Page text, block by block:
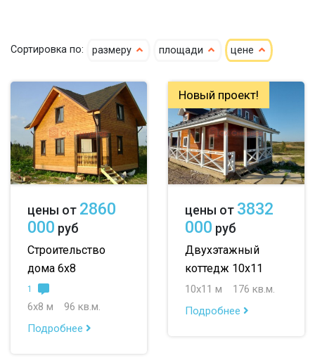
клееный сухой
кедр
клееный кедр
сухой кедр
профилированный
100х150
150х150
150х200
4х6 5х6 5х7
6х6 6х7 6х8
6х9 6х10 7х7
7х8 7х9 7х10
8х8 8х9 8х10
9х9 9х10
10х12 до 50 м
Сортировка по: размеру площади цене
цены от 2860
000 руб
Строительство
дома 6х8
1
6х8 м
96 кв.м.
Подробнее
Новый проект!
цены от 3832
000 руб
Двухэтажный
коттедж 10х11
10х11 м
176 кв.м.
Подробнее